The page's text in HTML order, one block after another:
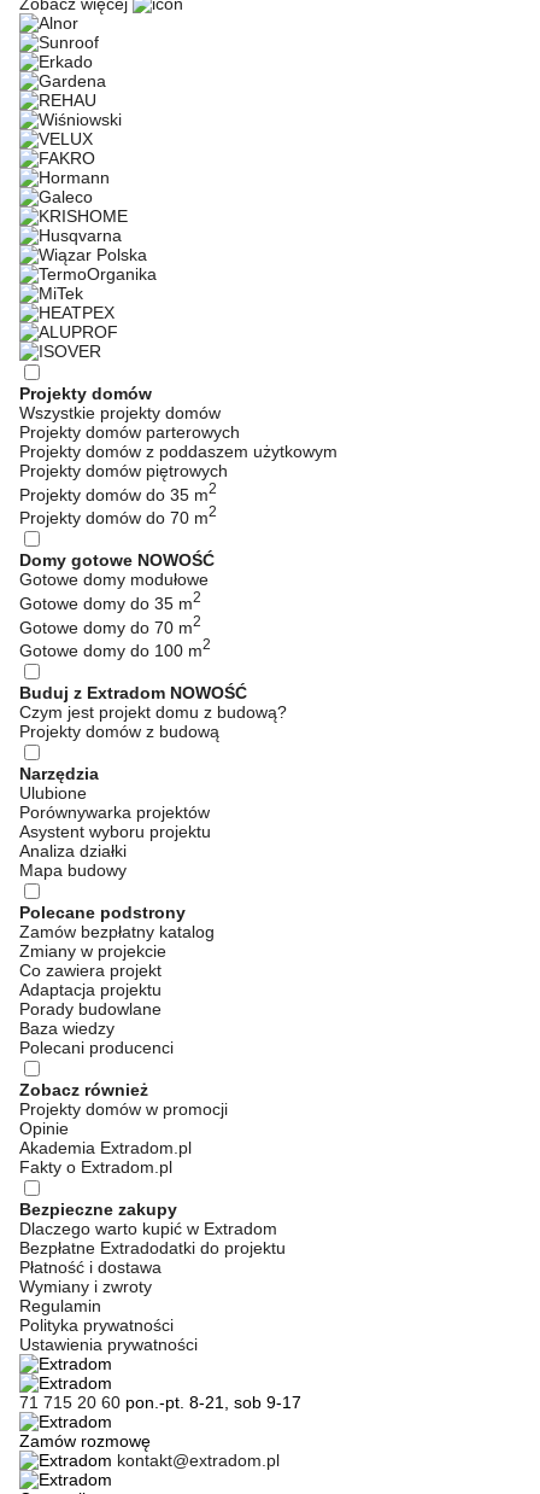
Projekty domów
Wszystkie projekty domów
Projekty domów parterowych
Projekty domów z poddaszem użytkowym
Projekty domów piętrowych
Projekty domów do 35 m2
Projekty domów do 70 m2
Domy gotowe NOWOŚĆ
Gotowe domy modułowe
Gotowe domy do 35 m2
Gotowe domy do 70 m2
Gotowe domy do 100 m2
Buduj z Extradom NOWOŚĆ
Czym jest projekt domu z budową?
Projekty domów z budową
Narzędzia
Ulubione
Porównywarka projektów
Asystent wyboru projektu
Analiza działki
Mapa budowy
Polecane podstrony
Zamów bezpłatny katalog
Zmiany w projekcie
Co zawiera projekt
Adaptacja projektu
Porady budowlane
Baza wiedzy
Polecani producenci
Zobacz również
Projekty domów w promocji
Opinie
Akademia Extradom.pl
Fakty o Extradom.pl
Bezpieczne zakupy
Dlaczego warto kupić w Extradom
Bezpłatne Extradodatki do projektu
Płatność i dostawa
Wymiany i zwroty
Regulamin
Polityka prywatności
Ustawienia prywatności
71 715 20 60 pon.-pt. 8-21, sob 9-17
Zamów rozmowę
kontakt@extradom.pl